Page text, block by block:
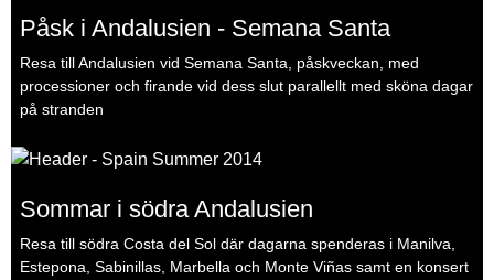
Påsk i Andalusien - Semana Santa
Resa till Andalusien vid Semana Santa, påskveckan, med
processioner och firande vid dess slut parallellt med sköna dagar
på stranden
Sommar i södra Andalusien
Resa till södra Costa del Sol där dagarna spenderas i Manilva,
Estepona, Sabinillas, Marbella och Monte Viñas samt en konsert